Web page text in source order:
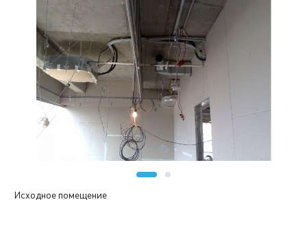
Исходное помещение